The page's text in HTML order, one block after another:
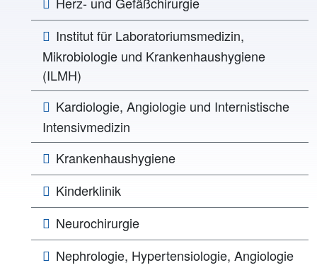
Institut für Laboratoriumsmedizin,
Mikrobiologie und Krankenhaushygiene
(ILMH)
Kardiologie, Angiologie und Internistische
Intensivmedizin
Krankenhaushygiene
Kinderklinik
Neurochirurgie
Nephrologie, Hypertensiologie, Angiologie